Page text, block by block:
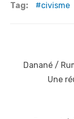
Tag: civisme
navigation
Previous
Danané /
Une